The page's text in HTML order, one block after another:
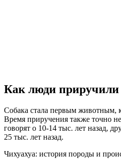
Как люди приручили
Собака стала первым животным,
Время приручения также точно
говорят о 10-14 тыс. лет назад,
25 тыс. лет назад.
Чихуахуа: история породы и